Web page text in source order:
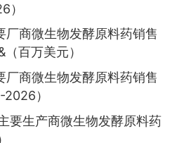
）
商微生物发酵原料药销售
百万美元）
商微生物发酵原料药销售
）
要生产商微生物发酵原料药